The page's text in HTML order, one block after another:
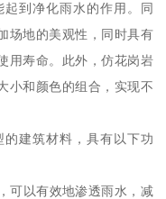
到净化雨水的作用。同
场地的美观性，同时具有
用寿命。此外，仿花岗岩
小和颜色的组合，实现不
建筑材料，具有以下功
可以有效地渗透雨水，减